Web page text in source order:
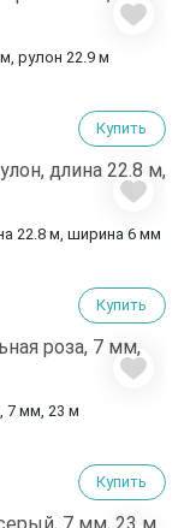
рулон 22.9 м
Купить
22.8 м, ширина 6 мм
Купить
7 мм, 23 м
Купить